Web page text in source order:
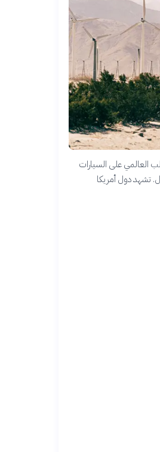
العالمي على السيارات
تشهد دول أمريكا